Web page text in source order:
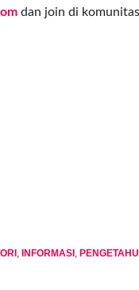
dan join di komunitas
, INFORMASI ,